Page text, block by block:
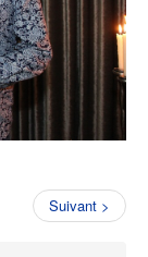
Suivant >